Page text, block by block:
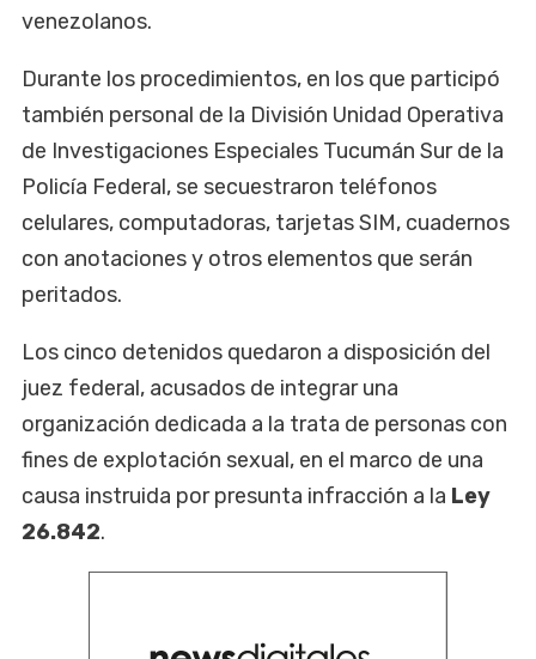
venezolanos.
Durante los procedimientos, en los que participó
también personal de la División Unidad Operativa
de Investigaciones Especiales Tucumán Sur de la
Policía Federal, se secuestraron teléfonos
celulares, computadoras, tarjetas SIM, cuadernos
con anotaciones y otros elementos que serán
peritados.
Los cinco detenidos quedaron a disposición del
juez federal, acusados de integrar una
organización dedicada a la trata de personas con
fines de explotación sexual, en el marco de una
causa instruida por presunta infracción a la Ley
26.842.